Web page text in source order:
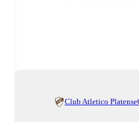
Club Atletico Platense